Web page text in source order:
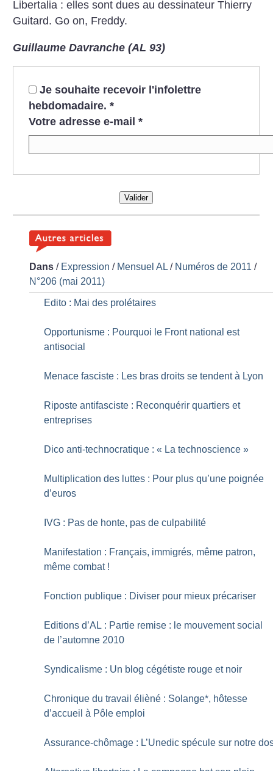
Libertalia : elles sont dues au dessinateur Thierry
Guitard. Go on, Freddy.
Guillaume Davranche (AL 93)
Je souhaite recevoir l'infolettre
hebdomadaire. *
Votre adresse e-mail *
Valider
Dans / Expression / Mensuel AL / Numéros de 2011 /
N°206 (mai 2011)
Edito : Mai des prolétaires
Opportunisme : Pourquoi le Front national est
antisocial
Menace fasciste : Les bras droits se tendent à Lyon
Riposte antifasciste : Reconquérir quartiers et
entreprises
Dico anti-technocratique : « La technoscience »
Multiplication des luttes : Pour plus qu’une poignée
d’euros
IVG : Pas de honte, pas de culpabilité
Manifestation : Français, immigrés, même patron,
même combat !
Fonction publique : Diviser pour mieux précariser
Editions d’AL : Partie remise : le mouvement social
de l’automne 2010
Syndicalisme : Un blog cégétiste rouge et noir
Chronique du travail élièné : Solange*, hôtesse
d’accueil à Pôle emploi
Assurance-chômage : L’Unedic spécule sur notre